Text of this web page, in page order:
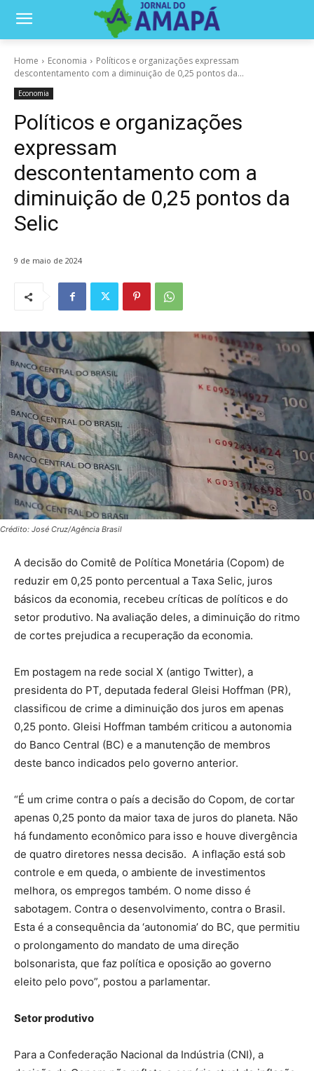
Home Economia
Políticos e organizações expressam
descontentamento com a diminuição de 0,25 pontos da...
Economia
Políticos e organizações
expressam
descontentamento com a
diminuição de 0,25 pontos da
Selic
9 de maio de 2024
Crédito: José Cruz/Agência Brasil
A decisão do Comitê de Política Monetária (Copom) de
reduzir em 0,25 ponto percentual a Taxa Selic, juros
básicos da economia, recebeu críticas de políticos e do
setor produtivo. Na avaliação deles, a diminuição do ritmo
de cortes prejudica a recuperação da economia.
Em postagem na rede social X (antigo Twitter), a
presidenta do PT, deputada federal Gleisi Hoffman (PR),
classificou de crime a diminuição dos juros em apenas
0,25 ponto. Gleisi Hoffman também criticou a autonomia
do Banco Central (BC) e a manutenção de membros
deste banco indicados pelo governo anterior.
“É um crime contra o país a decisão do Copom, de cortar
apenas 0,25 ponto da maior taxa de juros do planeta. Não
há fundamento econômico para isso e houve divergência
de quatro diretores nessa decisão. A inflação está sob
controle e em queda, o ambiente de investimentos
melhora, os empregos também. O nome disso é
sabotagem. Contra o desenvolvimento, contra o Brasil.
Esta é a consequência da ‘autonomia’ do BC, que permitiu
o prolongamento do mandato de uma direção
bolsonarista, que faz política e oposição ao governo
eleito pelo povo”, postou a parlamentar.
Setor produtivo
Para a Confederação Nacional da Indústria (CNI), a